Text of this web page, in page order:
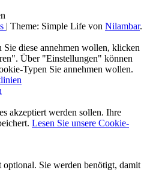
| Theme: Simple Life von Nilambar.
diese annehmen wollen, klicken
Über "Einstellungen" können
Typen Sie annehmen wollen.
akzeptiert werden sollen. Ihre
Lesen Sie unsere Cookie-
Sie werden benötigt, damit